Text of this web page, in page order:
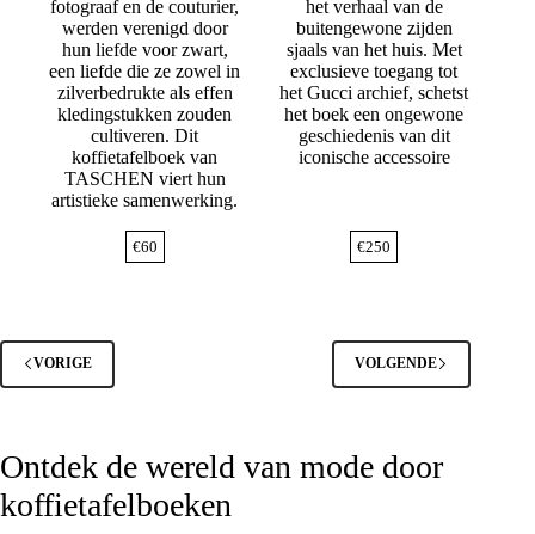
fotograaf en de couturier,
werden verenigd door
hun liefde voor zwart,
een liefde die ze zowel in
zilverbedrukte als effen
kledingstukken zouden
cultiveren. Dit
koffietafelboek van
TASCHEN viert hun
artistieke samenwerking.
€60
het verhaal van de
buitengewone zijden
sjaals van het huis. Met
exclusieve toegang tot
het Gucci archief, schetst
het boek een ongewone
geschiedenis van dit
iconische accessoire
€250
VORIGE VOLGENDE
Ontdek de wereld van mode door
koffietafelboeken